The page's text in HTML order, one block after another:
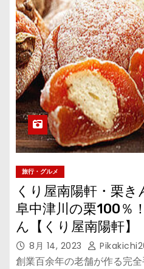
旅行・グルメ
くり屋南陽軒・栗
阜中津川の栗100％
ん【くり屋南陽軒】
8月 14, 2023
創業百余年の老舗が作る完